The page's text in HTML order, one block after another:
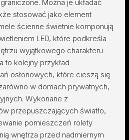
Można je układać
stosować jako element
ścienne świetnie komponują
LED, które podkreśla
wyjątkowego charakteru
to kolejny przykład
osłonowych, które cieszą się
w domach prywatnych,
Wykonane z
przepuszczających światło,
pomieszczeń rolety
wnętrza przed nadmiernym